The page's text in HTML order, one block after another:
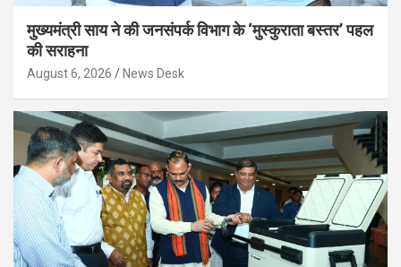
मुख्यमंत्री साय ने की जनसंपर्क विभाग के ‘मुस्कुराता बस्तर’ पहल
की सराहना
August 6, 2026 News Desk